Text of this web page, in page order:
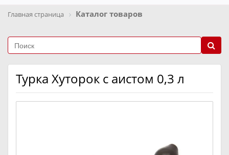
Главная страница Каталог товаров
Турка Хуторок с аистом 0,3 л